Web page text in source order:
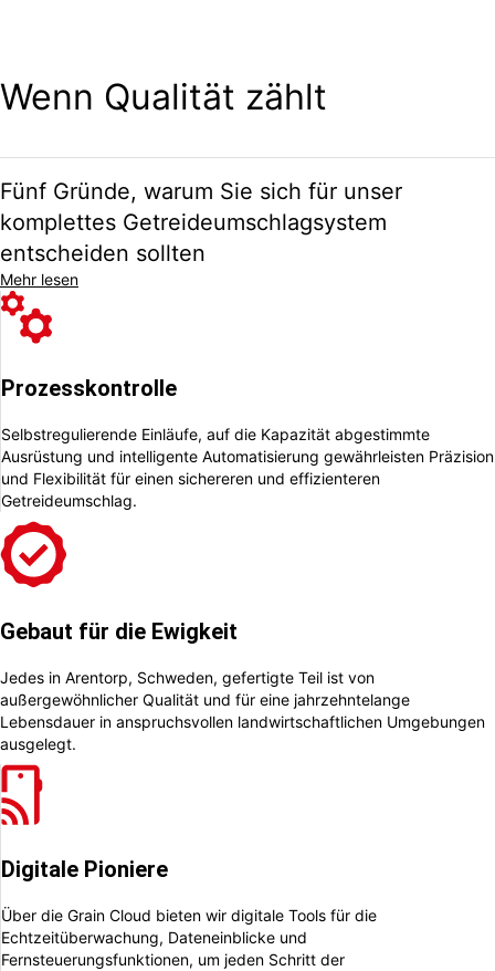
Wenn Qualität zählt
Fünf Gründe, warum Sie sich für unser
komplettes Getreideumschlagsystem
entscheiden sollten
Mehr lesen
Prozesskontrolle
Selbstregulierende Einläufe, auf die Kapazität abgestimmte
Ausrüstung und intelligente Automatisierung gewährleisten Präzision
und Flexibilität für einen sichereren und effizienteren
Getreideumschlag.
Gebaut für die Ewigkeit
Jedes in Arentorp, Schweden, gefertigte Teil ist von
außergewöhnlicher Qualität und für eine jahrzehntelange
Lebensdauer in anspruchsvollen landwirtschaftlichen Umgebungen
ausgelegt.
Digitale Pioniere
Über die Grain Cloud bieten wir digitale Tools für die
Echtzeitüberwachung, Dateneinblicke und
Fernsteuerungsfunktionen, um jeden Schritt der